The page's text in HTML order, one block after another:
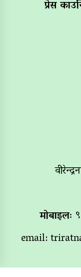
प्रेस
मोबाइलः
email: